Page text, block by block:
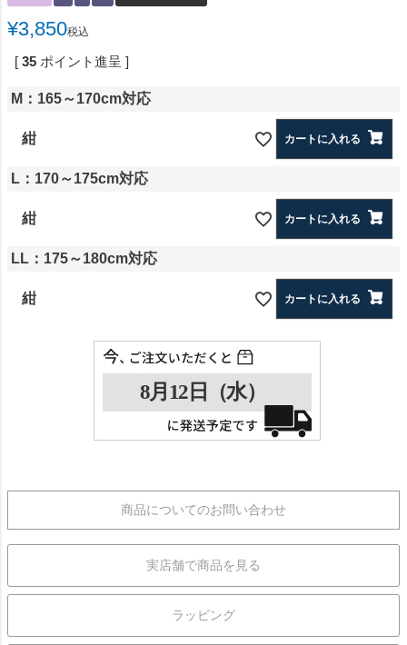
¥3,850税込
[ 35 ポイント進呈 ]
M：165～170cm対応
紺 カートに入れる
L：170～175cm対応
紺 カートに入れる
LL：175～180cm対応
紺 カートに入れる
商品についてのお問い合わせ
実店舗で商品を見る
ラッピング